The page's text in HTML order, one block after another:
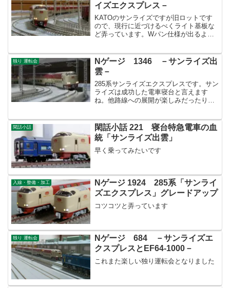
イズエクスプレス－
KATOのサンライズですが旧ロットです
ので、現行に近づけるべくライト基板な
ど弄っています。Wパン仕様が出るよう
独り 運転会
Nゲージ 1346 －サンライズ出
雲－
285系サンライズエクスプレスです。サン
ライズは成功した電車寝台と言えます
ね。他路線への展開が楽しみだったりし
閑話小話
閑話小話 221 寝台特急電車の血
統「サンライズ出雲」
早く乗ってみたいです
入線・整備・加工
Nゲージ 1924 285系「サンライ
ズエクスプレス」グレードアップ
コツコツと弄っています
独り 運転会
Nゲージ 684 －サンライズエ
クスプレスとEF64-1000－
これまた楽しい独り運転会となりました